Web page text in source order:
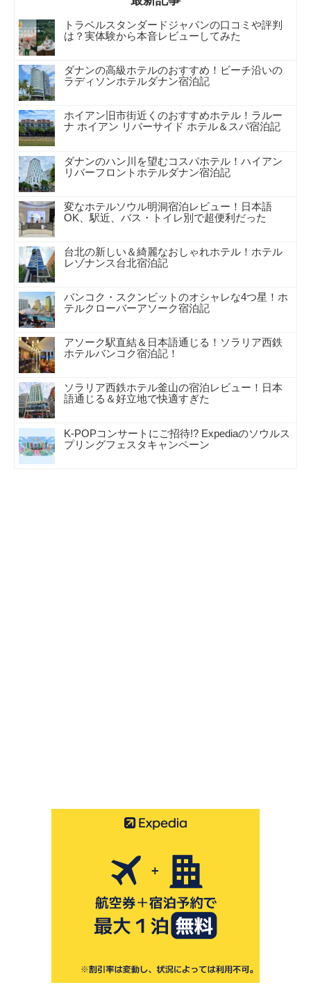
トラベルスタンダードジャパンの口コミや評判
は？実体験から本音レビューしてみた
ダナンの高級ホテルのおすすめ！ビーチ沿いの
ラディソンホテルダナン宿泊記
ホイアン旧市街近くのおすすめホテル！ラルー
ナ ホイアン リバーサイド ホテル＆スパ宿泊記
ダナンのハン川を望むコスパホテル！ハイアン
リバーフロントホテルダナン宿泊記
変なホテルソウル明洞宿泊レビュー！日本語
OK、駅近、バス・トイレ別で超便利だった
台北の新しい＆綺麗なおしゃれホテル！ホテル
レゾナンス台北宿泊記
バンコク・スクンビットのオシャレな4つ星！ホ
テルクローバーアソーク宿泊記
アソーク駅直結＆日本語通じる！ソラリア西鉄
ホテルバンコク宿泊記！
ソラリア西鉄ホテル釜山の宿泊レビュー！日本
語通じる＆好立地で快適すぎた
K-POPコンサートにご招待!? Expediaのソウルス
プリングフェスタキャンペーン